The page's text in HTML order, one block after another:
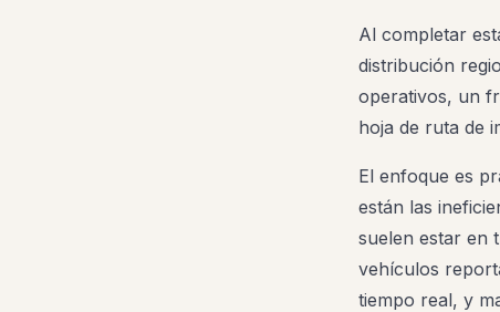
Al completar
distribución
operativos, un
hoja de ruta de
El enfoque es
están las
suelen estar en
vehículos
tiempo real, y